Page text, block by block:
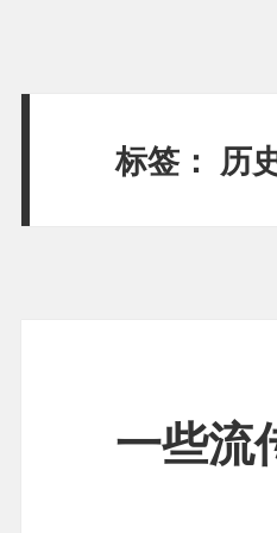
标签： 历
一些流